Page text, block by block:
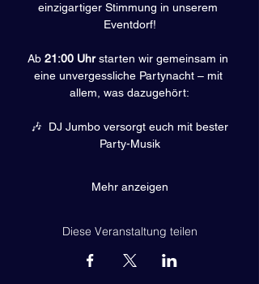
einzigartiger Stimmung in unserem
Eventdorf!
Ab 21:00 Uhr starten wir gemeinsam in
eine unvergessliche Partynacht – mit
allem, was dazugehört:
Party-Musik
Mehr anzeigen
Diese Veranstaltung teilen